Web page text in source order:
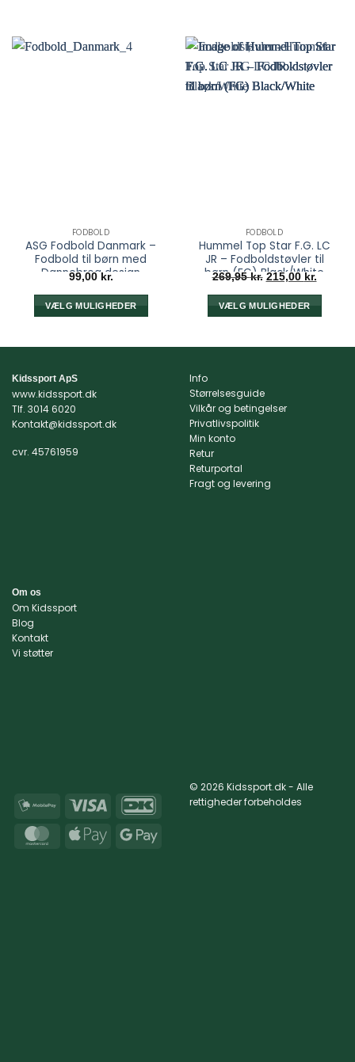
FODBOLD
ASG Fodbold Danmark –
Fodbold til børn med
Dannebrog design
99,00 kr.
VÆLG MULIGHEDER
varianter.
kan
FODBOLD
Hummel Top Star F.G. LC
JR – Fodboldstøvler til
børn (FG) Black/White
269,95kr. Den
oprindelige
pris
var:
269,95 kr..
215,00 kr.Den
pris
215,00
VÆLG MULIGHEDER
varianter.
Mulighederne
Kidssport ApS
www.kidssport.dk
Tlf. 3014 6020
Kontakt@kidssport.dk
cvr. 45761959
Info
Størrelsesguide
Vilkår og betingelser
Privatlivspolitik
Min konto
Retur
Returportal
Fragt og levering
Om os
Om Kidssport
Blog
Kontakt
Vi støtter
MobilePay Visa DanKort
MasterCardApple
Google
© 2026 Kidssport.dk - Alle
rettigheder forbeholdes